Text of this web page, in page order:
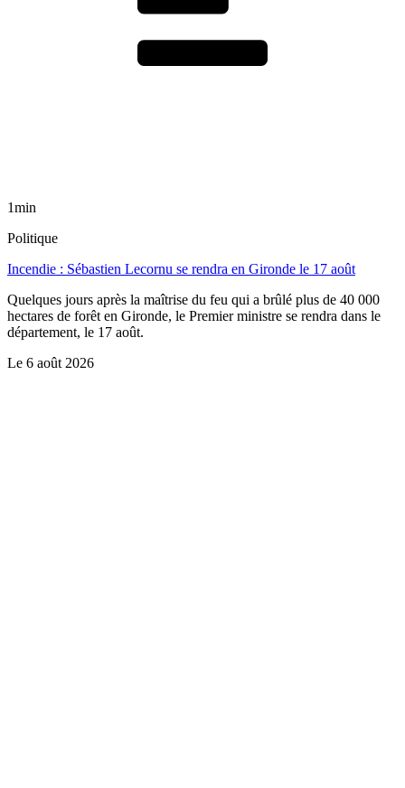
1min
Politique
Incendie : Sébastien Lecornu se rendra en Gironde le 17 août
Quelques jours après la maîtrise du feu qui a brûlé plus de 40 000
hectares de forêt en Gironde, le Premier ministre se rendra dans le
département, le 17 août.
Le 6 août 2026